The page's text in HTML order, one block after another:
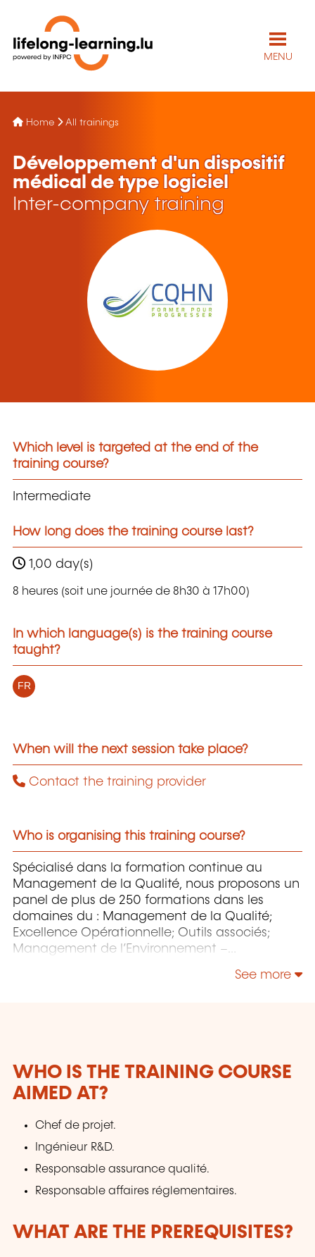
MENU
Home All trainings
Développement d'un dispositif
médical de type logiciel
Inter-company training
Which level is targeted at the end of the
training course?
Intermediate
How long does the training course last?
1,00 day(s)
8 heures (soit une journée de 8h30 à 17h00)
In which language(s) is the training course
taught?
FR
When will the next session take place?
Contact the training provider
Who is organising this training course?
Spécialisé dans la formation continue au
Management de la Qualité, nous proposons un
panel de plus de 250 formations dans les
domaines du : Management de la Qualité;
Excellence Opérationnelle; Outils associés;
Management de l’Environnement –
Management de la Sécurité et de la Sûreté;
See more
WHO IS THE TRAINING COURSE
AIMED AT?
Chef de projet.
Ingénieur R&D.
Responsable assurance qualité.
Responsable affaires réglementaires.
WHAT ARE THE PREREQUISITES?